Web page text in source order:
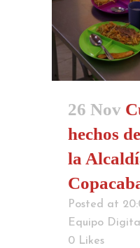
26 Nov
hechos
la
Posted at
Equipo Digital
0 Likes